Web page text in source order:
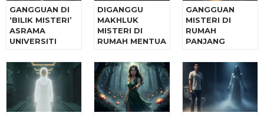
GANGGUAN DI
‘BILIK MISTERI’
ASRAMA
UNIVERSITI
DIGANGGU
MAKHLUK
MISTERI DI
RUMAH MENTUA
GANGGUAN
MISTERI DI
RUMAH
PANJANG